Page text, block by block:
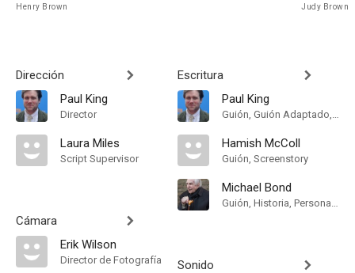
Henry Brown Judy Brown
Dirección
Paul King
Director
Laura Miles
Script Supervisor
Cámara
Erik Wilson
Director de Fotografía
Escritura
Paul King
Guión, Guión Adaptado, Screenstory
Hamish McColl
Guión, Screenstory
Michael Bond
Guión, Historia, Personajes
Sonido